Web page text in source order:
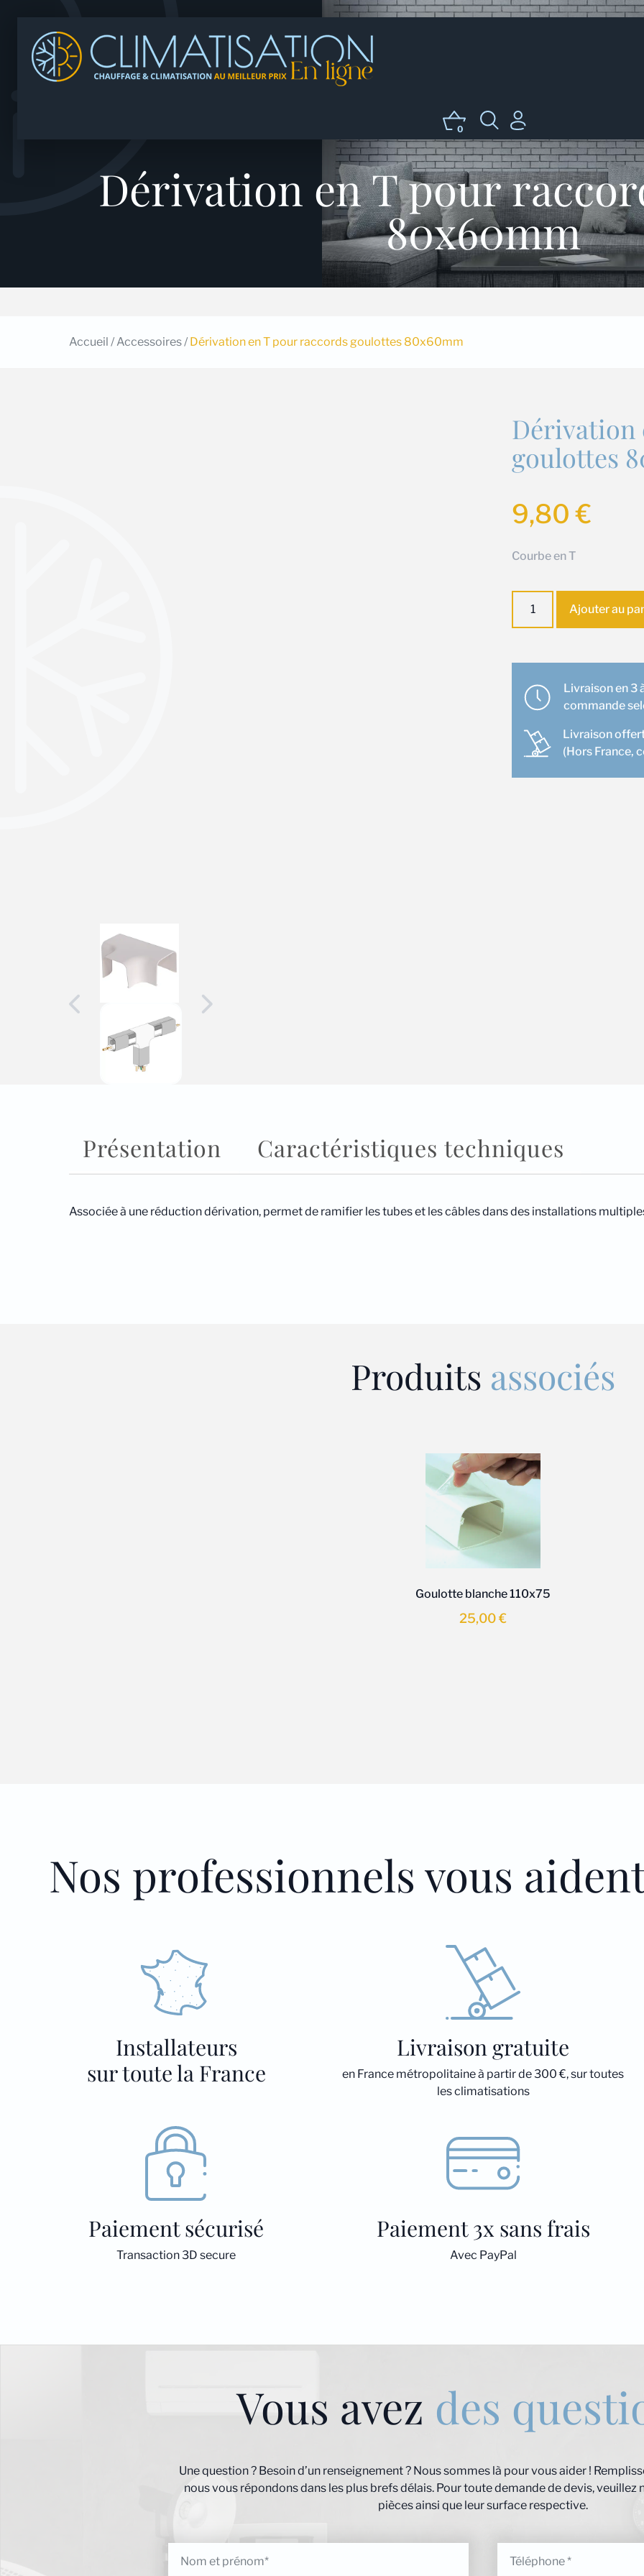
0
Dérivation en T pour
80x60mm
Accueil / Accessoires/ Dérivation en T pour raccords goulottes 80x60mm
Dérivation
goulottes
9,80€
Courbe en T
Dérivation
T
pour
raccords
80x60mm
Ajouter au
Livraison en 3
commande
Livraison
(Hors France,
Présentation Caractéristiques techniques
Associée à une réduction dérivation, permet de ramifier les tubes et les câbles dans des installations
Produits associés
Goulotte blanche 110x75
25,00€
Nos professionnels vous
Installateurs
sur toute la France
Livraison gratuite
en France métropolitaine à partir de 300 €, sur toutes
les climatisations
Paiement sécurisé
Transaction 3D secure
Paiement 3x sans frais
Avec PayPal
Vous avez des
Une question ? Besoin d’un renseignement ? Nous sommes là pour vous aider !
nous vous répondons dans les plus brefs délais. Pour toute demande de devis, veuillez
pièces ainsi que leur surface respective.